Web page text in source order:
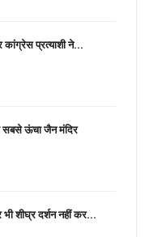
कांग्रेस प्रत्याशी ने…
सबसे ऊंचा जैन मंदिर
शीघ्र दर्शन नहीं कर…